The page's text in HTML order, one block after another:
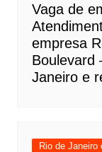
Vaga de
empresa
Boulevard
Janeiro e
Rio de Janeiro